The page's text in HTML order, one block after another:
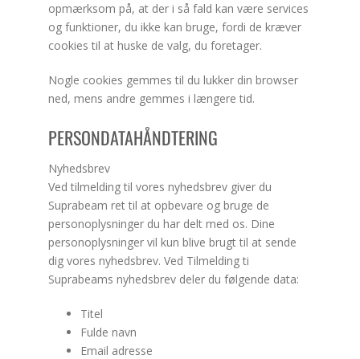
opmærksom på, at der i så fald kan være services
og funktioner, du ikke kan bruge, fordi de kræver
cookies til at huske de valg, du foretager.
Nogle cookies gemmes til du lukker din browser
ned, mens andre gemmes i længere tid.
PERSONDATAHÅNDTERING
Nyhedsbrev
Ved tilmelding til vores nyhedsbrev giver du
Suprabeam ret til at opbevare og bruge de
personoplysninger du har delt med os. Dine
personoplysninger vil kun blive brugt til at sende
dig vores nyhedsbrev. Ved Tilmelding ti
Suprabeams nyhedsbrev deler du følgende data:
Titel
Fulde navn
Email adresse